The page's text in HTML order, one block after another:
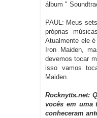
álbum "
PAUL: Meus
próprias
Atualmente ele
Iron Maiden,
devemos tocar
isso vamos
Maiden.
Rocknytts.net:
vocês em uma
conheceram